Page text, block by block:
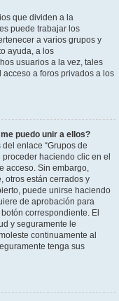
que dividen a la
puede trabajar los
a varios grupos y
ayuda, a los
usuarios a la vez, tales
a foros privados a los
puedo unir a ellos?
enlace “Grupos de
haciendo clic en el
acceso. Sin embargo,
otros están cerrados y
puede unirse haciendo
de aprobación para
correspondiente. El
y seguramente le
continuamente al
tenga sus